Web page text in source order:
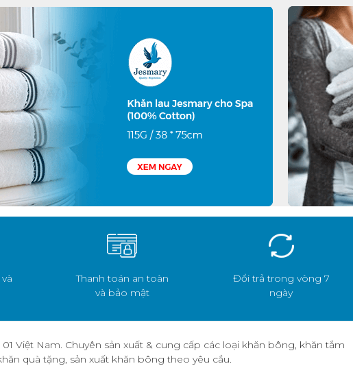
Thanh toán an toàn
và bảo mật
Đổi trả trong vòng 7
ngày
Việt Nam. Chuyên sản xuất & cung cấp các loại khăn bông, khăn tắm
quà tặng, sản xuất khăn bông theo yêu cầu.